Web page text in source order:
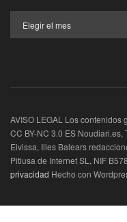
AVISO LEGAL Los
CC BY-NC 3.0 ES Noudiari.es,
Eivissa, Illes Balears
Pitiusa de Internet SL, NIF
privacidad Hecho con